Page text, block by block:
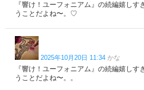
『響け！ユーフォニアム』の続編嬉しす
うことだよね〜。♡
2025年10月20日 11:34 かな
『響け！ユーフォニアム』の続編嬉しす
うことだよね〜。。